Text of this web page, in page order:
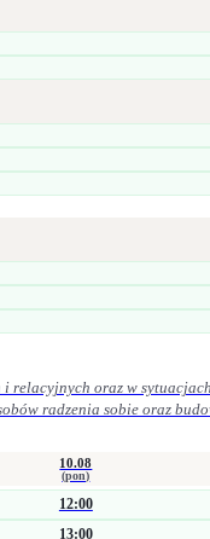
oraz w
relacji
uważność na potrzeby
10.08
(pon)
12:00
13:00